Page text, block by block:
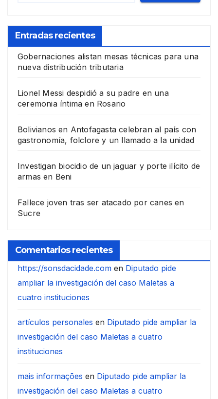
Entradas recientes
Gobernaciones alistan mesas técnicas para una
nueva distribución tributaria
Lionel Messi despidió a su padre en una
ceremonia íntima en Rosario
Bolivianos en Antofagasta celebran al país con
gastronomía, folclore y un llamado a la unidad
Investigan biocidio de un jaguar y porte ilícito de
armas en Beni
Fallece joven tras ser atacado por canes en
Sucre
Comentarios recientes
https://sonsdacidade.com en Diputado pide
ampliar la investigación del caso Maletas a
cuatro instituciones
artículos personales en Diputado pide ampliar la
investigación del caso Maletas a cuatro
instituciones
mais informações en Diputado pide ampliar la
investigación del caso Maletas a cuatro